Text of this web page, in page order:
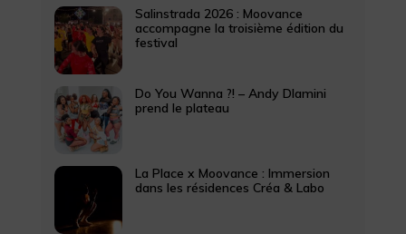
Salinstrada 2026 : Moovance
accompagne la troisième édition du
festival
Do You Wanna ?! – Andy Dlamini
prend le plateau
La Place x Moovance : Immersion
dans les résidences Créa & Labo